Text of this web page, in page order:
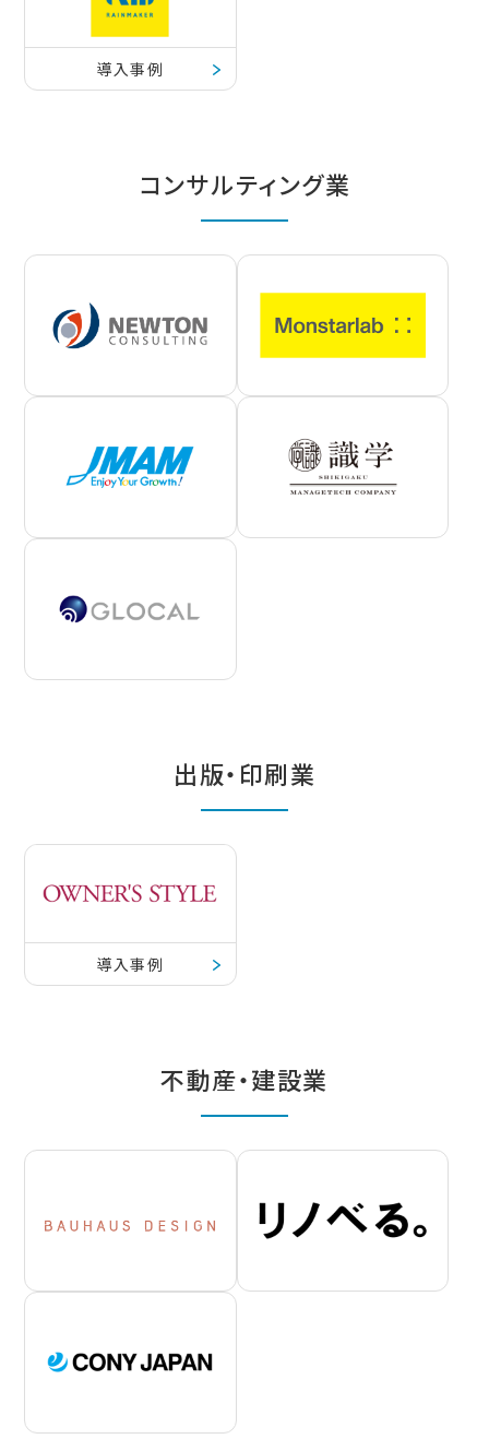
導入事例
コンサルティング業
出版・印刷業
導入事例
不動産・建設業